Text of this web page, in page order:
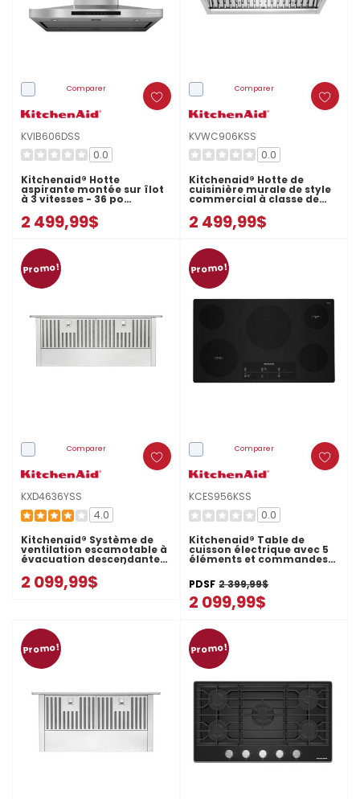
Comparer
KVIB606DSS
0.0
Kitchenaid® Hotte
aspirante montée sur îlot
à 3 vitesses - 36 po
2 499,99$
Comparer
KVWC906KSS
0.0
Kitchenaid® Hotte de
cuisinière murale de style
commercial à classe de
cu/min - 36 po
KVWC906KSS
2 499,99$
Promo!
Comparer
KXD4636YSS
4.0
Kitchenaid® Système de
ventilation escamotable à
évacuation descendante
de 36 po, 600 pi cu/min
KXD4636YSS
2 099,99$
Promo!
Comparer
KCES956KSS
0.0
Kitchenaid® Table de
cuisson électrique avec 5
éléments et commandes
KCES956KSS
PDSF 2 399,99$
2 099,99$
Promo! Promo!